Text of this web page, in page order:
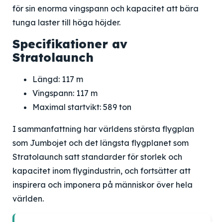
för sin enorma vingspann och kapacitet att bära
tunga laster till höga höjder.
Specifikationer av
Stratolaunch
Längd: 117 m
Vingspann: 117 m
Maximal startvikt: 589 ton
I sammanfattning har världens största flygplan
som Jumbojet och det längsta flygplanet som
Stratolaunch satt standarder för storlek och
kapacitet inom flygindustrin, och fortsätter att
inspirera och imponera på människor över hela
världen.